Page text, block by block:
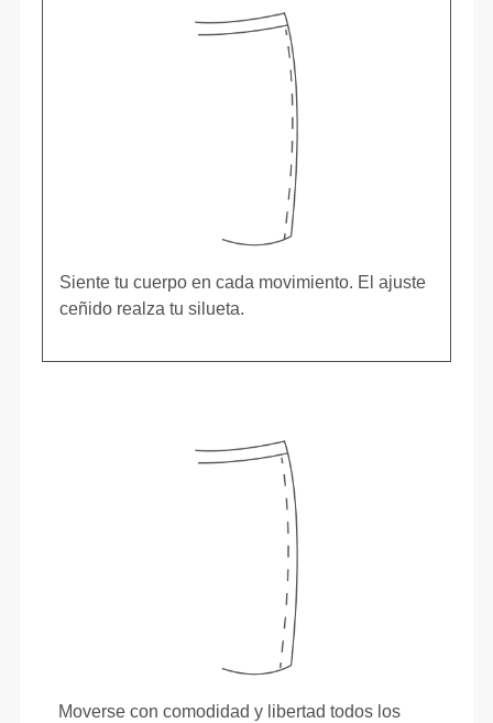
Siente tu cuerpo en cada movimiento. El ajuste
ceñido realza tu silueta.
Moverse con comodidad y libertad todos los